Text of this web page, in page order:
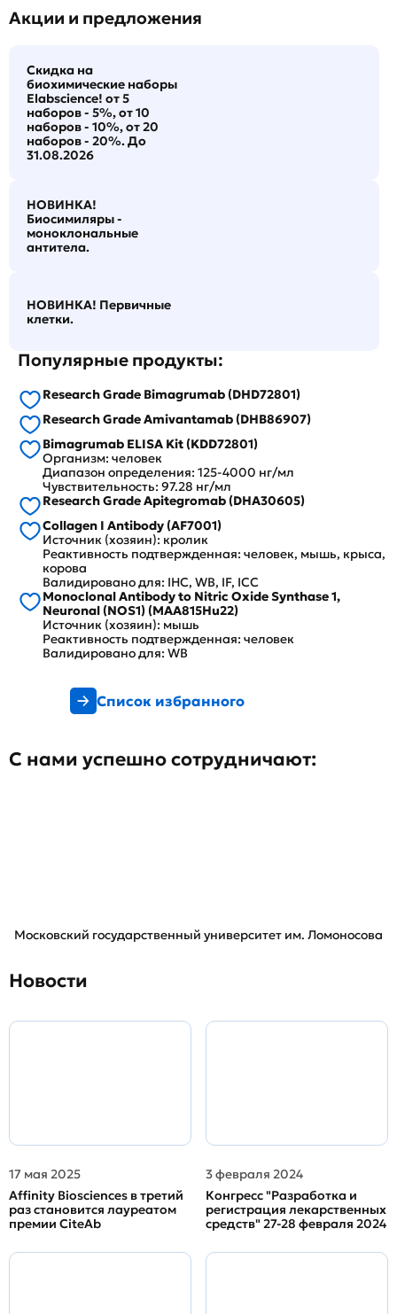
Акции и предложения
Скидка на
биохимические наборы
Elabscience! от 5
наборов - 5%, от 10
наборов - 10%, от 20
наборов - 20%. До
31.08.2026
НОВИНКА!
Биосимиляры -
моноклональные
антитела.
НОВИНКА! Первичные
клетки.
Популярные продукты:
Research Grade Bimagrumab (DHD72801)
Research Grade Amivantamab (DHB86907)
Bimagrumab ELISA Kit (KDD72801)
Организм: человек
Диапазон определения: 125-4000 нг/мл
Чувствительность: 97.28 нг/мл
Research Grade Apitegromab (DHA30605)
Collagen I Antibody (AF7001)
Источник (хозяин): кролик
Реактивность подтвержденная: человек, мышь, крыса,
корова
Валидировано для: IHC, WB, IF, ICC
Monoclonal Antibody to Nitric Oxide Synthase 1,
Neuronal (NOS1) (MAA815Hu22)
Источник (хозяин): мышь
Реактивность подтвержденная: человек
Валидировано для: WB
Список избранного
С нами успешно сотрудничают:
Московский государственный университет им. Ломоносова
Новости
17 мая 2025
Affinity Biosciences в третий
раз становится лауреатом
премии CiteAb
3 февраля 2024
Конгресс "Разработка и
регистрация лекарственных
средств" 27-28 февраля 2024